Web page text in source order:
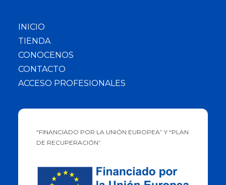
INICIO
TIENDA
CONOCENOS
CONTACTO
ACCESO PROFESIONALES
“FINANCIADO POR LA UNIÓN EUROPEA” Y “PLAN
DE RECUPERACIÓN”